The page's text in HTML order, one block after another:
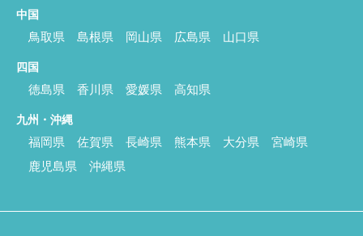
中国
鳥取県 島根県 岡山県 広島県 山口県
四国
徳島県 香川県 愛媛県 高知県
九州・沖縄
福岡県 佐賀県 長崎県 熊本県 大分県
宮崎県
鹿児島県
沖縄県